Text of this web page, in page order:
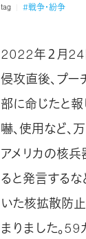
tag #戦争・紛争
2022年２月24
侵攻直後、プ
部に命じたと
嚇、使用など、
アメリカの核
ると発言するな
いた核拡散防
まりました。